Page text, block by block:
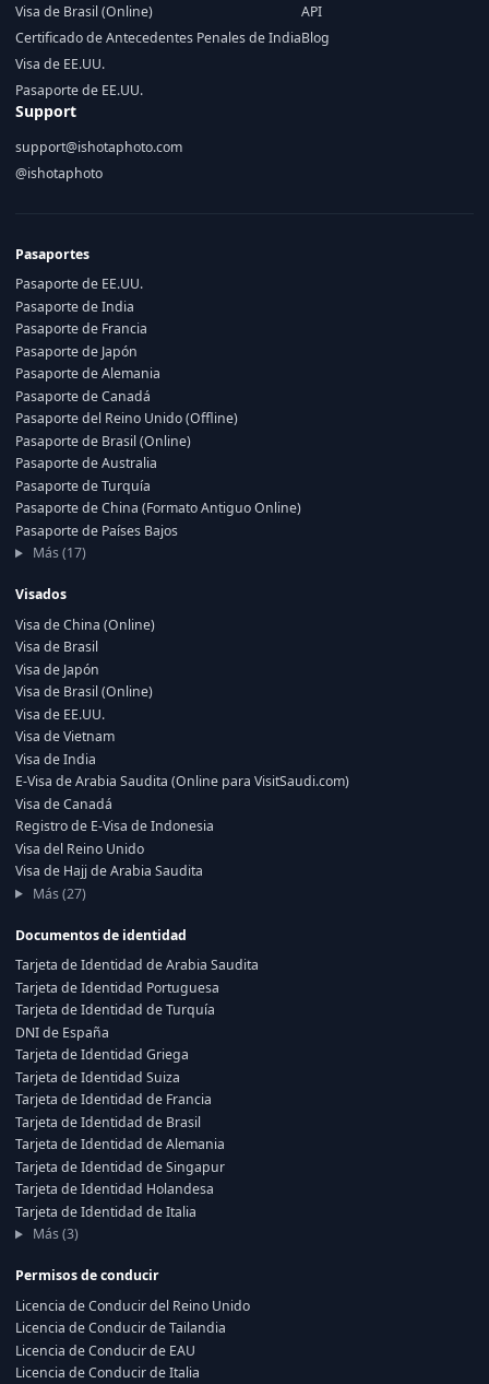
Visa de Brasil (Online)
Certificado de Antecedentes Penales de India
Visa de EE.UU.
Pasaporte de EE.UU.
API
Blog
Support
support@ishotaphoto.com
@ishotaphoto
Pasaportes
Pasaporte de EE.UU.
Pasaporte de India
Pasaporte de Francia
Pasaporte de Japón
Pasaporte de Alemania
Pasaporte de Canadá
Pasaporte del Reino Unido (Offline)
Pasaporte de Brasil (Online)
Pasaporte de Australia
Pasaporte de Turquía
Pasaporte de China (Formato Antiguo Online)
Pasaporte de Países Bajos
Más (17)
Visados
Visa de China (Online)
Visa de Brasil
Visa de Japón
Visa de Brasil (Online)
Visa de EE.UU.
Visa de Vietnam
Visa de India
E-Visa de Arabia Saudita (Online para VisitSaudi.com)
Visa de Canadá
Registro de E-Visa de Indonesia
Visa del Reino Unido
Visa de Hajj de Arabia Saudita
Más (27)
Documentos de identidad
Tarjeta de Identidad de Arabia Saudita
Tarjeta de Identidad Portuguesa
Tarjeta de Identidad de Turquía
DNI de España
Tarjeta de Identidad Griega
Tarjeta de Identidad Suiza
Tarjeta de Identidad de Francia
Tarjeta de Identidad de Brasil
Tarjeta de Identidad de Alemania
Tarjeta de Identidad de Singapur
Tarjeta de Identidad Holandesa
Tarjeta de Identidad de Italia
Más (3)
Permisos de conducir
Licencia de Conducir del Reino Unido
Licencia de Conducir de Tailandia
Licencia de Conducir de EAU
Licencia de Conducir de Italia